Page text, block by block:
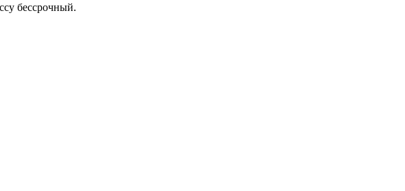
бессрочный.